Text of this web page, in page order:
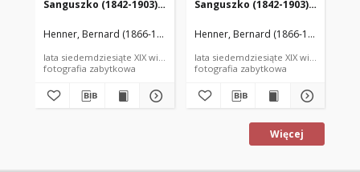
Sanguszko (1842-1903),
Henner, Bernard (1866-1913) (zakład fotograficzny)
lata siedemdziesiąte XIX wieku
fotografia zabytkowa
Sanguszko (1842-1903),
Henner, Bernard (1866-1913)
lata siedemdziesiąte XIX wieku
fotografia zabytkowa
Więcej